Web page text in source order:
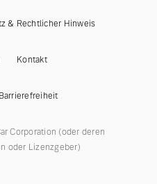
& Rechtlicher Hinweis
Kontakt
Corporation (oder deren
oder Lizenzgeber)